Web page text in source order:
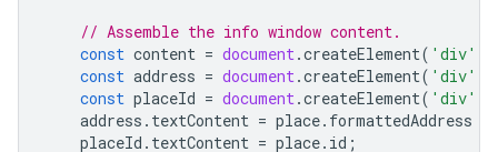
// Assemble the info window content.
const content = document.createElement( 'div'
const address = document.createElement( 'div'
const placeId = document.createElement( 'div'
address . textContent = place. formattedAddress
placeId . textContent = place. id ;